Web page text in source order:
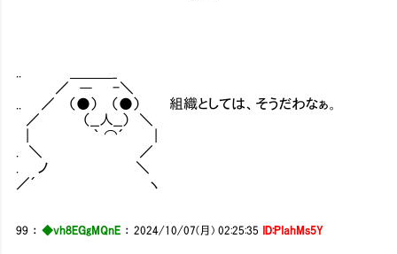
／ ― -＼
.. ／ （●） （●） 組織としては、そうだわなぁ。
／ （__人__） ＼
| ｀ ⌒´ |
. ＼ ／
. ノ ＼
／´ ヽ
99 ：◆vh8EGgMQnE ：2024/10/07(月) 02:25:35 ID:PIahMs5Y